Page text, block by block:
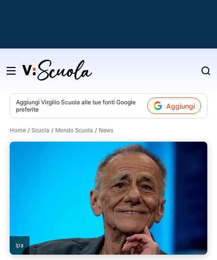
Salta
contenuto
Aggiungi Virgilio Scuola alle tue fonti Google
preferite
Aggiungi
Home Scuola Mondo Scuola News
Ipa